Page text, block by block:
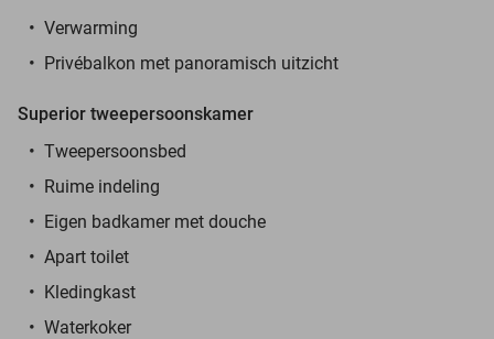
Verwarming
Privébalkon met panoramisch uitzicht
Superior tweepersoonskamer
Tweepersoonsbed
Ruime indeling
Eigen badkamer met douche
Apart toilet
Kledingkast
Waterkoker